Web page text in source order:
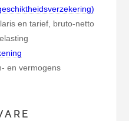
en tarief, bruto-netto
en vermogens